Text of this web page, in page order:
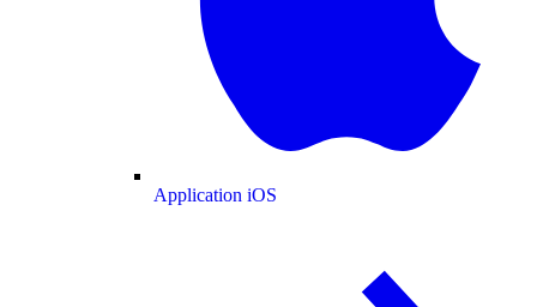
Application iOS